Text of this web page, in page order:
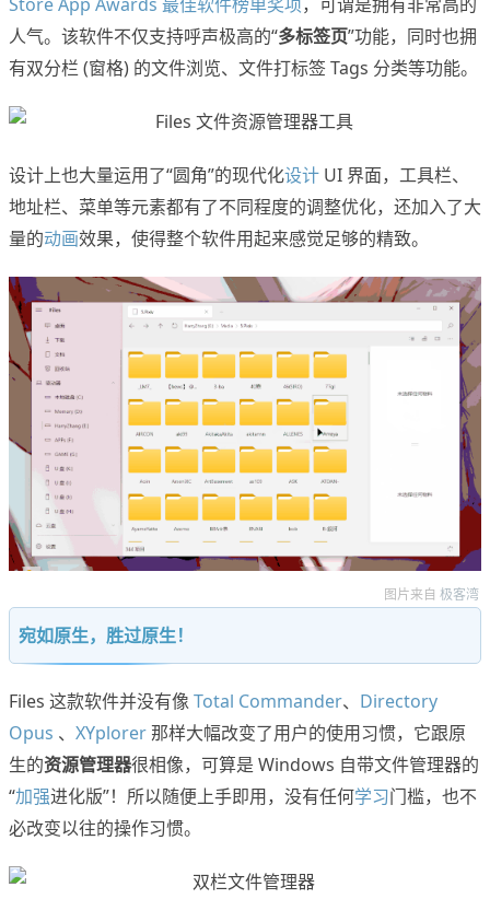
人气。该软件不仅支持呼声极高的“多标签页”功能，同时也拥
有双分栏 (窗格) 的文件浏览、文件打标签 Tags 分类等功能。
设计上也大量运用了“圆角”的现代化设计 UI 界面，工具栏、
地址栏、菜单等元素都有了不同程度的调整优化，还加入了大
量的动画效果，使得整个软件用起来感觉足够的精致。
图片来自 极客湾
宛如原生，胜过原生！
Files 这款软件并没有像 Total Commander、 Directory
Opus 、 XYplorer那样大幅改变了用户的使用习惯，它跟原
生的资源管理器很相像，可算是 Windows 自带文件管理器的
“加强进化版”！所以随便上手即用，没有任何学习门槛，也不
必改变以往的操作习惯。